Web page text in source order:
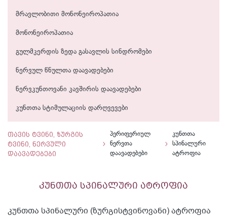
მრავლობითი მონონეიროპათია
მონონეიროპათია
გულმკერდის ზედა გასავლის სინდრომები
ნერვულ წნულთა დაავადებები
ნერვკუნთოვანი კავშირის დაავადებები
კუნთთა სტიმულაციის დარღვევები
თავის ტვინი, ზურგის
ტვინი, ნერვული
დაავადებები
პერიფერიულ
ნერვთა
დაავადებები
კუნთთა
სპინალური
ატროფია
კუნთთა სპინალური ატროფია
კუნთთა სპინალური (ზურგისტვინოვანი) ატროფია